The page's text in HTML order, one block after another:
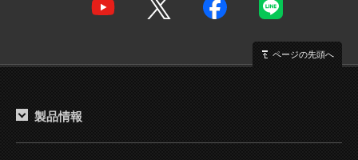
ページの先頭へ
製品情報